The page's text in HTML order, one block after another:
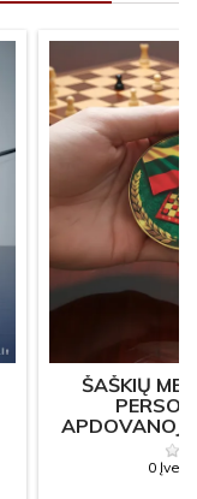
ŠAŠKIŲ
0